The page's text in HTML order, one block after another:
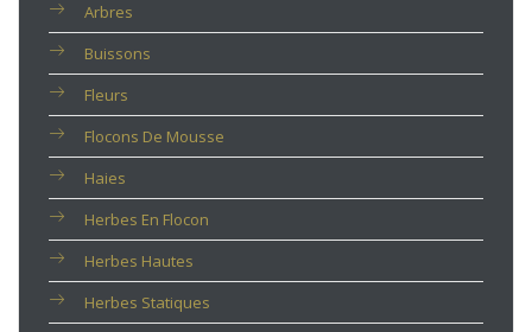
Arbres
Buissons
Fleurs
Flocons De Mousse
Haies
Herbes En Flocon
Herbes Hautes
Herbes Statiques